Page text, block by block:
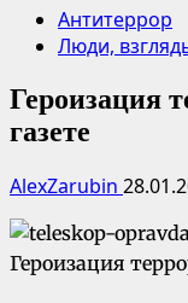
Антитеррор
Люди,
Героизация
газете
AlexZarubin